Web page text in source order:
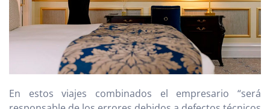
En estos viajes combinados el empresario “será